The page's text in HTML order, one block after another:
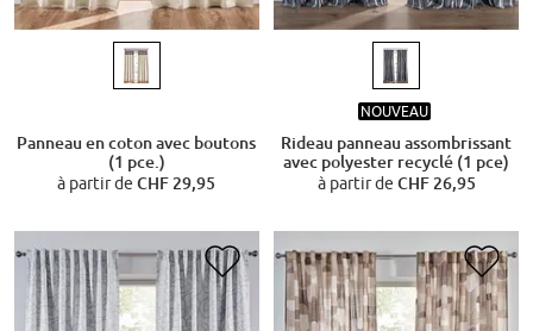
Panneau en coton avec boutons
(1 pce.)
à partir deCHF 29,95
NOUVEAU
Rideau panneau assombrissant
avec polyester recyclé (1 pce)
à partir de CHF 26,95